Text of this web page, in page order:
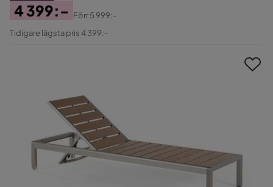
Pris
4 399:-
Original
Förr5 999:-
Tidigare lägsta pris 4 399:-